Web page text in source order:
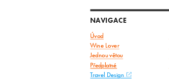
NAVIGACE
Úvod
Wine Lover
Jednou větou
Předplatné
Travel Design